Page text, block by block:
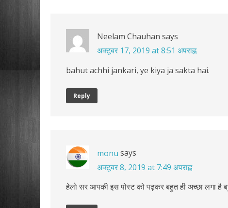
Neelam Chauhan says
अक्टूबर 17, 2019 at 8:51 अपराह्न
bahut achhi jankari, ye kiya ja sakta hai.
Reply
monu says
अक्टूबर 8, 2019 at 7:49 अपराह्न
हेलो सर आपकी इस पोस्ट को पढ़कर बहुत ही अच्छा लगा है